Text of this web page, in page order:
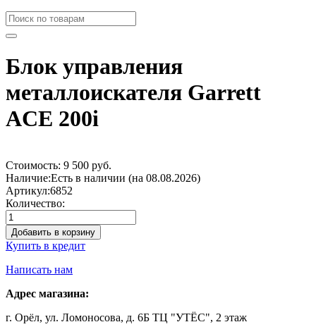
Блок управления
металлоискателя Garrett
ACE 200i
Стоимость: 9 500 руб.
Наличие:Есть в наличии (на 08.08.2026)
Артикул:6852
Количество:
Добавить в корзину
Купить в кредит
Написать нам
Адрес магазина:
г. Орёл, ул. Ломоносова, д. 6Б ТЦ "УТЁС", 2 этаж